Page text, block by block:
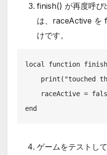
finish() が再度呼び
は、raceActive を
けです。
local function
end
ゲームをテストし